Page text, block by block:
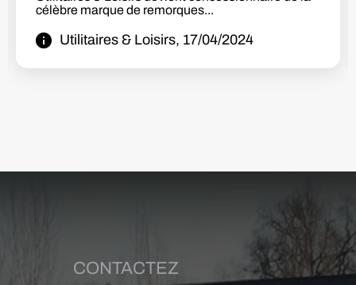
Utilitaires & Loisirs, 03/03/2024
CONTACTEZ